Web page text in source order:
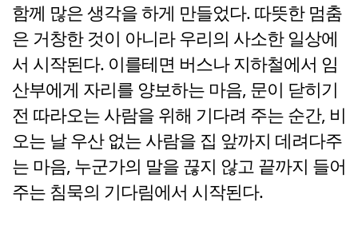
함께 많은 생각을 하게 만들었다. 따뜻한 멈춤
은 거창한 것이 아니라 우리의 사소한 일상에
서 시작된다. 이를테면 버스나 지하철에서 임
산부에게 자리를 양보하는 마음, 문이 닫히기
전 따라오는 사람을 위해 기다려 주는 순간, 비
오는 날 우산 없는 사람을 집 앞까지 데려다주
는 마음, 누군가의 말을 끊지 않고 끝까지 들어
주는 침묵의 기다림에서 시작된다.